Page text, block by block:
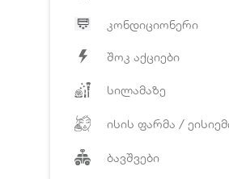
კონდიციონერი
შოკ აქციები
სილამაზე
ისის ფარმა /
ბავშვები